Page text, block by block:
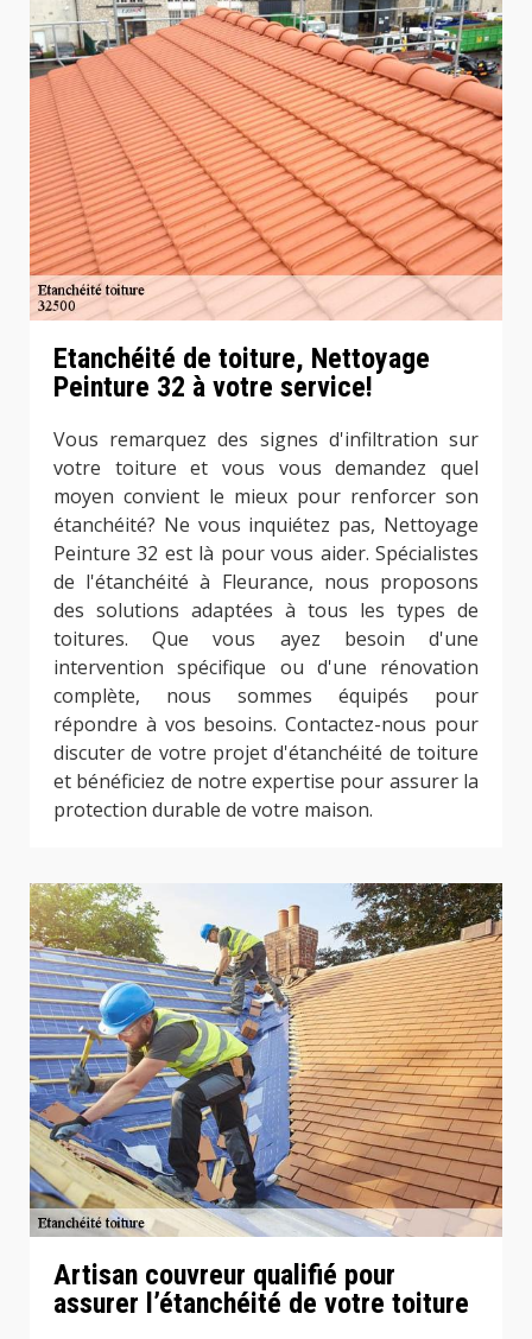
Etanchéité de toiture, Nettoyage
Peinture 32 à votre service!
Vous remarquez des signes d'infiltration sur
votre toiture et vous vous demandez quel
moyen convient le mieux pour renforcer son
étanchéité? Ne vous inquiétez pas, Nettoyage
Peinture 32 est là pour vous aider. Spécialistes
de l'étanchéité à Fleurance, nous proposons
des solutions adaptées à tous les types de
toitures. Que vous ayez besoin d'une
intervention spécifique ou d'une rénovation
complète, nous sommes équipés pour
répondre à vos besoins. Contactez-nous pour
discuter de votre projet d'étanchéité de toiture
et bénéficiez de notre expertise pour assurer la
protection durable de votre maison.
Artisan couvreur qualifié pour
assurer l’étanchéité de votre toiture